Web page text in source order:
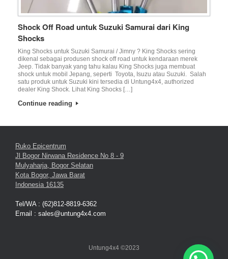
Shock Off Road untuk Suzuki Samurai dari King
Shocks
King Shocks untuk Suzuki Samurai / Jimny ? King Shocks sering
dikenal sebagai produsen shock off road untuk kendaraan merek
Jeep. Tidak banyak yang tahu kalau King Shocks juga membuat
shock untuk mobil Jepang, seperti Toyota, Isuzu atau Suzuki. Salah
satu produk untuk Suzuki kini tersedia di Untung4x4, authorized
dealer King Shock. Lihat King Shocks […]
Continue reading
Ruko Epicentrum
Jl Bogor Nirwana Residence No 8 - 9
Mulyaharja, Bogor Selatan
Kota Bogor, Jawa Barat
Indonesia 16135
Tel/WA : (62)812-8819-6362
Email : sales@untung4x4.com
Untung4x4 ©2023